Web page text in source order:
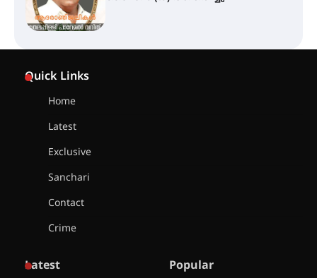
ബാലൻ ഹാളിൽ 16ന്
Quick Links
Home
Latest
Exclusive
Sanchari
Contact
Crime
Latest Popular